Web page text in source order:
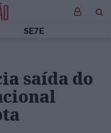
SE7E
saída do